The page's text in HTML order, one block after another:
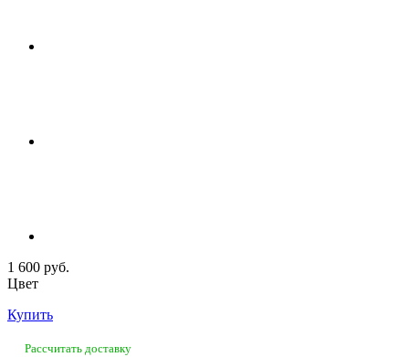
1 600 руб.
Цвет
Купить
Рассчитать доставку